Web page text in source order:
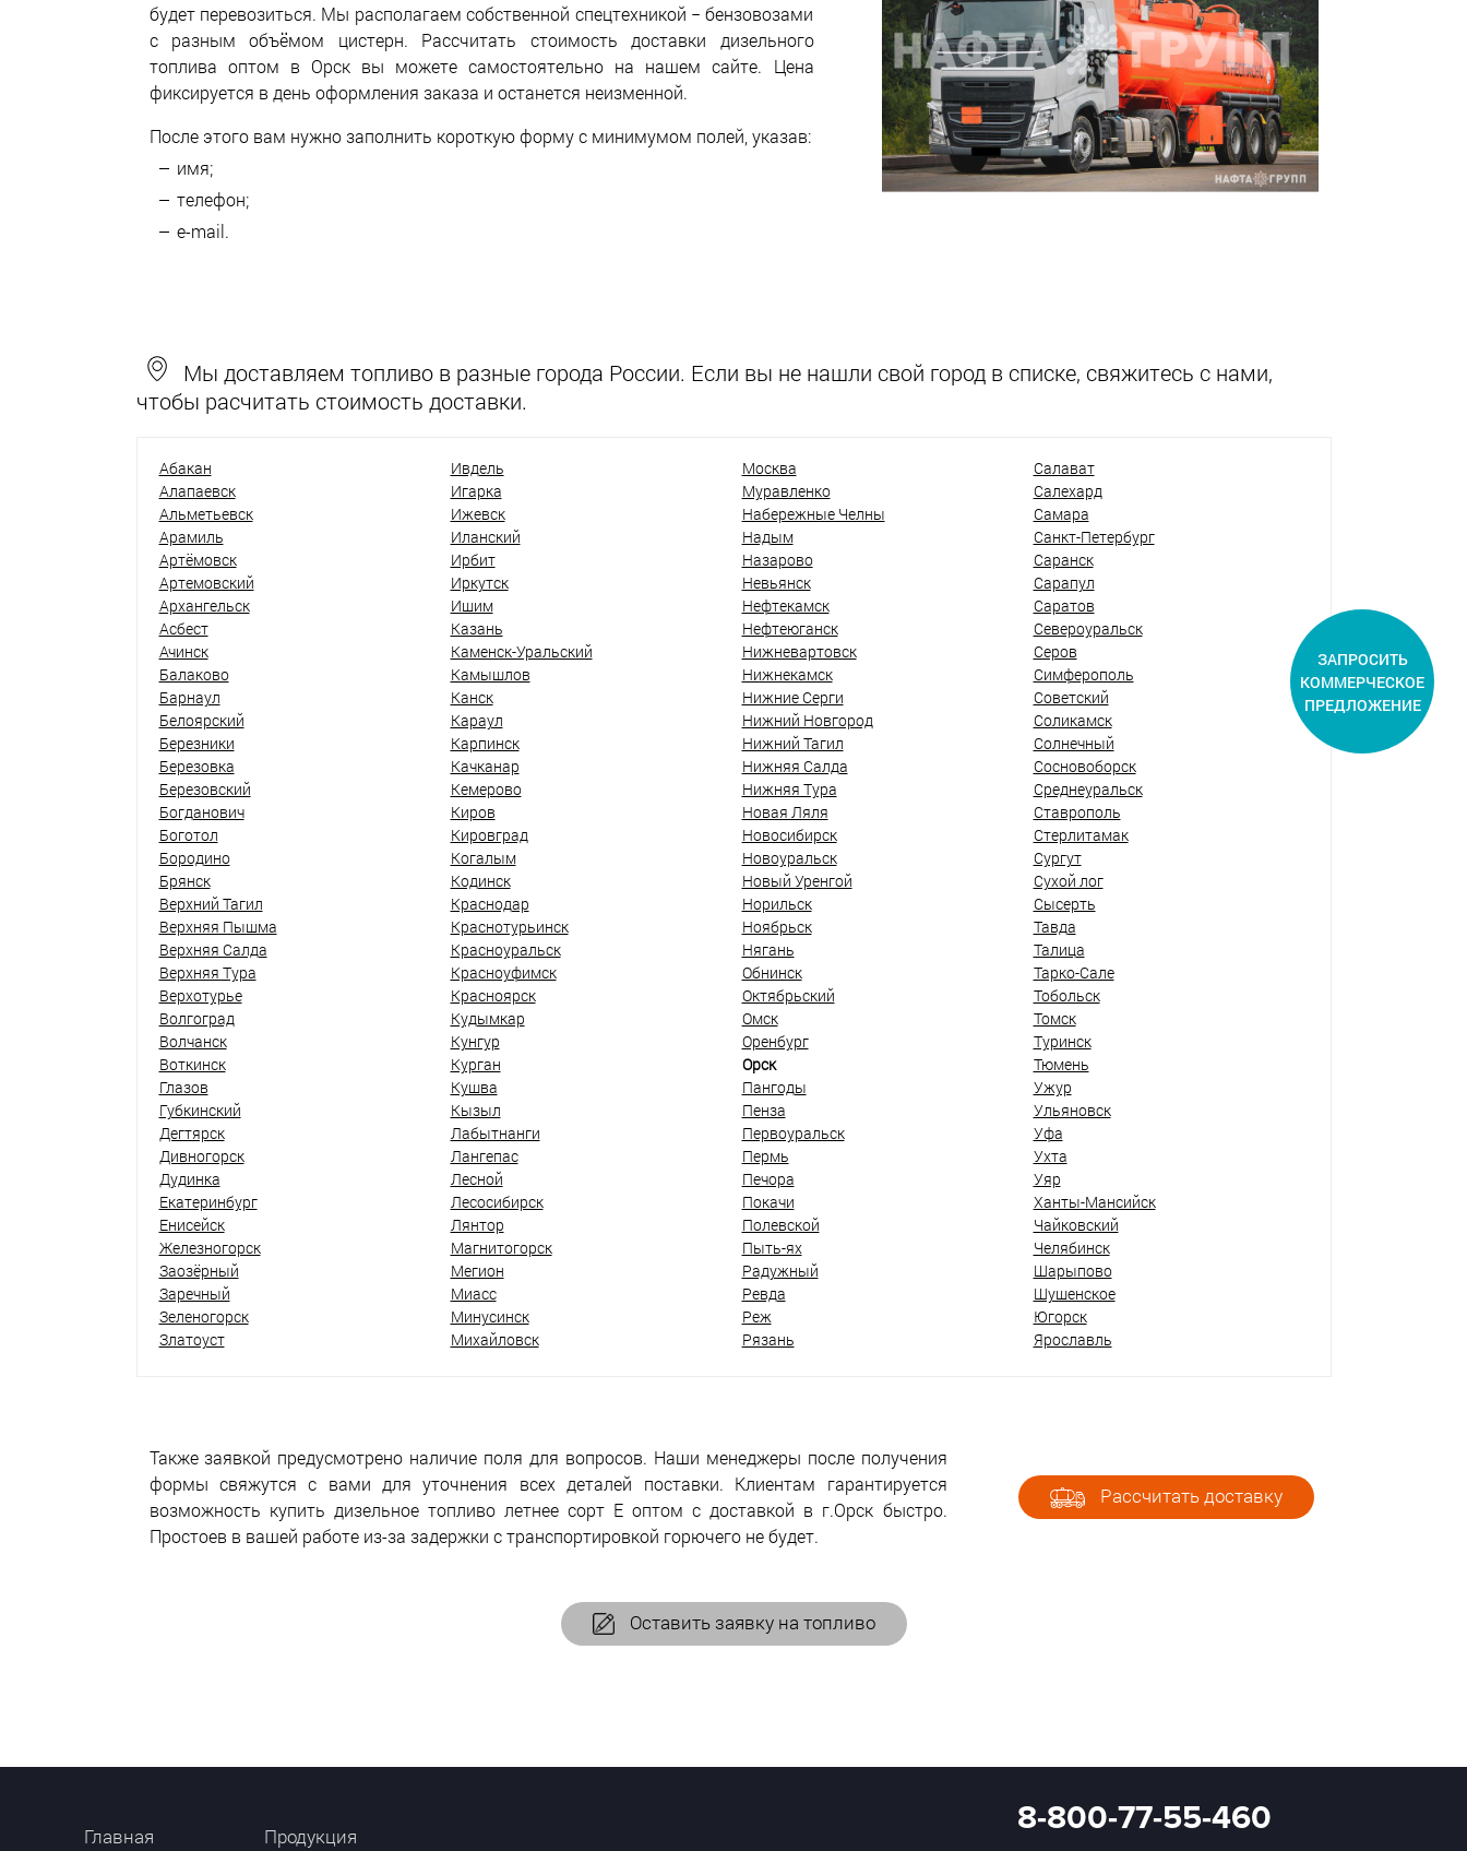
будет перевозиться. Мы располагаем собственной спецтехникой − бензовозами
с разным объёмом цистерн. Рассчитать стоимость доставки дизельного
топлива оптом в Орск вы можете самостоятельно на нашем сайте. Цена
фиксируется в день оформления заказа и останется неизменной.
После этого вам нужно заполнить короткую форму с минимумом полей, указав:
имя;
телефон;
e-mail.
Мы доставляем топливо в разные города России. Если вы не нашли свой город в списке, свяжитесь с нами,
чтобы расчитать стоимость доставки.
Абакан
Алапаевск
Альметьевск
Арамиль
Артёмовск
Артемовский
Архангельск
Асбест
Ачинск
Балаково
Барнаул
Белоярский
Березники
Березовка
Березовский
Богданович
Боготол
Бородино
Брянск
Верхний Тагил
Верхняя Пышма
Верхняя Салда
Верхняя Тура
Верхотурье
Волгоград
Волчанск
Воткинск
Глазов
Губкинский
Дегтярск
Дивногорск
Дудинка
Екатеринбург
Енисейск
Железногорск
Заозёрный
Заречный
Зеленогорск
Златоуст
Ивдель
Игарка
Ижевск
Иланский
Ирбит
Иркутск
Ишим
Казань
Каменск-Уральский
Камышлов
Канск
Караул
Карпинск
Качканар
Кемерово
Киров
Кировград
Когалым
Кодинск
Краснодар
Краснотурьинск
Красноуральск
Красноуфимск
Красноярск
Кудымкар
Кунгур
Курган
Кушва
Кызыл
Лабытнанги
Лангепас
Лесной
Лесосибирск
Лянтор
Магнитогорск
Мегион
Миасс
Минусинск
Михайловск
Москва
Муравленко
Набережные Челны
Надым
Назарово
Невьянск
Нефтекамск
Нефтеюганск
Нижневартовск
Нижнекамск
Нижние Серги
Нижний Новгород
Нижний Тагил
Нижняя Салда
Нижняя Тура
Новая Ляля
Новосибирск
Новоуральск
Новый Уренгой
Норильск
Ноябрьск
Нягань
Обнинск
Октябрьский
Омск
Оренбург
Орск
Пангоды
Пенза
Первоуральск
Пермь
Печора
Покачи
Полевской
Пыть-ях
Радужный
Ревда
Реж
Рязань
Салават
Салехард
Самара
Санкт-Петербург
Саранск
Сарапул
Саратов
Североуральск
Серов
Симферополь
Советский
Соликамск
Солнечный
Сосновоборск
Среднеуральск
Ставрополь
Стерлитамак
Сургут
Сухой лог
Сысерть
Тавда
Талица
Тарко-Сале
Тобольск
Томск
Туринск
Тюмень
Ужур
Ульяновск
Уфа
Ухта
Уяр
Ханты-Мансийск
Чайковский
Челябинск
Шарыпово
Шушенское
Югорск
Ярославль
Также заявкой предусмотрено наличие поля для вопросов. Наши менеджеры после получения
формы свяжутся с вами для уточнения всех деталей поставки. Клиентам гарантируется
возможность купить дизельное топливо летнее сорт Е оптом с доставкой в г.Орск быстро.
Простоев в вашей работе из-за задержки с транспортировкой горючего не будет.
Рассчитать доставку
Оставить заявку на топливо
Главная Продукция 8-800-77-55-460
ЗАПРОСИТЬ
КОММЕРЧЕСКОЕ
ПРЕДЛОЖЕНИЕ